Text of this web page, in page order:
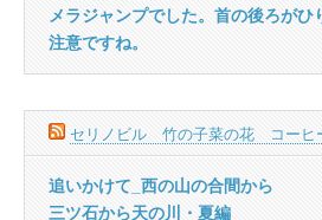
メラジャンプでした。首の後ろがひ
注意ですね。
セリノビル 竹の子菜の花 コーヒ
追いかけて_西の山の合間から
三ツ石から天の川・夏編